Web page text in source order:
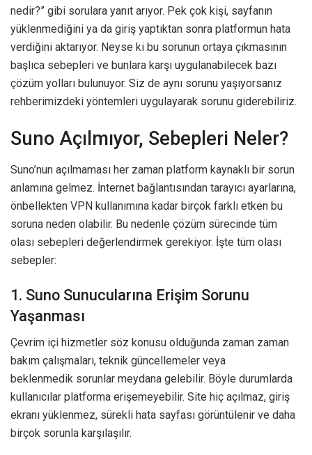
nedir?” gibi sorulara yanıt arıyor. Pek çok kişi, sayfanın
yüklenmediğini ya da giriş yaptıktan sonra platformun hata
verdiğini aktarıyor. Neyse ki bu sorunun ortaya çıkmasının
başlıca sebepleri ve bunlara karşı uygulanabilecek bazı
çözüm yolları bulunuyor. Siz de aynı sorunu yaşıyorsanız
rehberimizdeki yöntemleri uygulayarak sorunu giderebiliriz.
Suno Açılmıyor, Sebepleri Neler?
Suno’nun açılmaması her zaman platform kaynaklı bir sorun
anlamına gelmez. İnternet bağlantısından tarayıcı ayarlarına,
önbellekten VPN kullanımına kadar birçok farklı etken bu
soruna neden olabilir. Bu nedenle çözüm sürecinde tüm
olası sebepleri değerlendirmek gerekiyor. İşte tüm olası
sebepler:
1. Suno Sunucularına Erişim Sorunu
Yaşanması
Çevrim içi hizmetler söz konusu olduğunda zaman zaman
bakım çalışmaları, teknik güncellemeler veya
beklenmedik sorunlar meydana gelebilir. Böyle durumlarda
kullanıcılar platforma erişemeyebilir. Site hiç açılmaz, giriş
ekranı yüklenmez, sürekli hata sayfası görüntülenir ve daha
birçok sorunla karşılaşılır.